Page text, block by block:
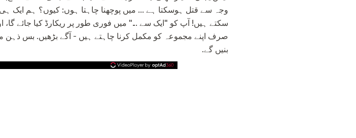
وجہ سے قتل ہوسکتا ہے ... میں پوچھنا چاہتا ہوں: کیوں؟ ہم ایک
سکتے ہیں! آپ کو "ایک سے ..." میں فوری طور پر ریکارڈ کیا جائے گا،
صرف اپنے مجموعہ کو مکمل کرنا چاہتے ہیں - آگے بڑھیں. بس
بنیں گے.